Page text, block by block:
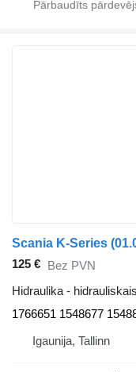
125 € Bez PVN
Hidraulika -
1766651 1548677
Igaunija, Tallinn